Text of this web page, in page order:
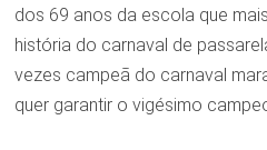
dos 69 anos da escola que
história do carnaval de
vezes campeã do carnaval
quer garantir o vigésimo